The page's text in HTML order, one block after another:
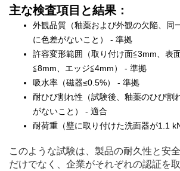
主な検査項目と結果：
外観品質（釉薬および外観の欠陥、同
に色差がないこと） - 準拠
許容変形範囲（取り付け面≦3mm、表
≦8mm、エッジ≦4mm） - 準拠
吸水率（磁器≤0.5%） - 準拠
耐ひび割れ性（試験後、釉薬のひび割
がないこと） - 適合
耐荷重（壁に取り付けた洗面器が1.1
このような試験は、製品の耐久性と安
だけでなく、企業がそれぞれの認証を